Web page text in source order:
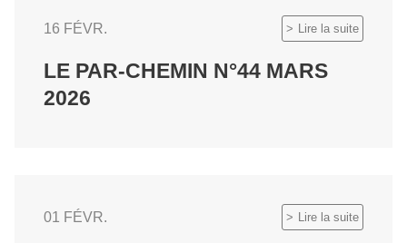
Lire la suite
16 FÉVR.
LE PAR-CHEMIN N°44 MARS
2026
Lire la suite
01 FÉVR.